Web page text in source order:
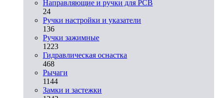
Направляющие и ручки для PCB
24
Ручки настройки и указатели
136
Ручки зажимные
1223
Гидравлическая оснастка
468
Рычаги
1144
Замки и застежки